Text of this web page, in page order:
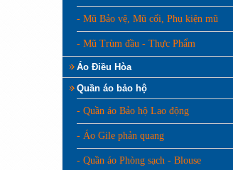
- Mũ Bảo vệ, Mũ cối, Phụ kiện mũ
- Mũ Trùm đầu - Thực Phẩm
Áo Điều Hòa
Quần áo bảo hộ
- Quần áo Bảo hộ Lao động
- Áo Gile phản quang
- Quần áo Phòng sạch - Blouse